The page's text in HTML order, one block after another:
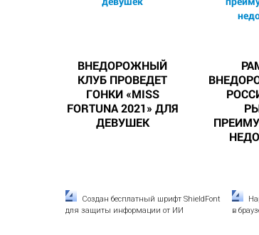
ВНЕДОРОЖНЫЙ
КЛУБ ПРОВЕДЕТ
ГОНКИ «MISS
FORTUNA 2021» ДЛЯ
ДЕВУШЕК
Создан бесплатный шрифт ShieldFont
для защиты информации от ИИ
в